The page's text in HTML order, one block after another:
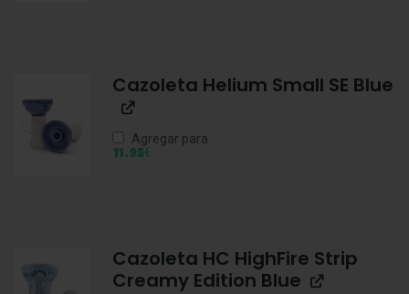
Cazoleta Helium Small SE Blue
Agregar para
11,95€
Cazoleta HC HighFire Strip
Creamy Edition Blue